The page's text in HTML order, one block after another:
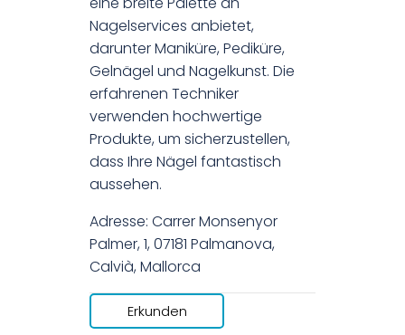
Nagelservices anbietet,
darunter Maniküre, Pediküre,
Gelnägel und Nagelkunst. Die
erfahrenen Techniker
verwenden hochwertige
Produkte, um sicherzustellen,
dass Ihre Nägel fantastisch
aussehen.
Adresse: Carrer Monsenyor
Palmer, 1, 07181 Palmanova,
Calvià, Mallorca
Erkunden